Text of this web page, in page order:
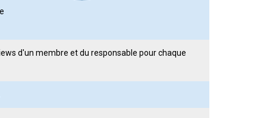
d'un membre et du responsable pour chaque